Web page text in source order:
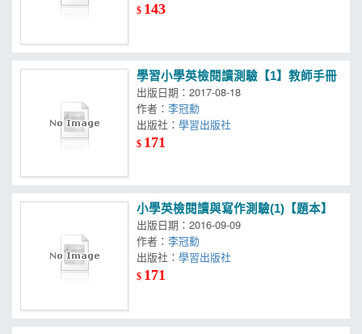
$ 143
學習小學英檢閱讀測驗【1】教師手冊
出版日期：2017-08-18
作者：李冠勳
出版社：
$ 171
小學英檢閱讀與寫作測驗(1)【題本】
出版日期：2016-09-09
作者：李冠勳
出版社：
$ 171